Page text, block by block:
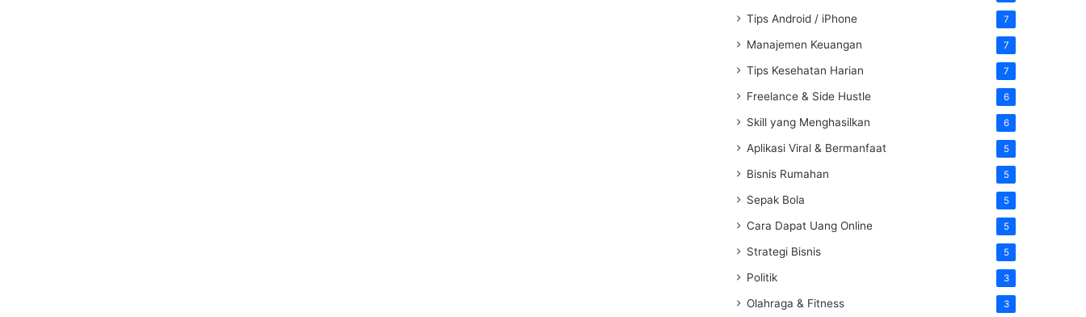
Tips Android / iPhone 7
Manajemen Keuangan 7
Tips Kesehatan Harian 7
Freelance & Side Hustle 6
Skill yang Menghasilkan 6
Aplikasi Viral & Bermanfaat 5
Bisnis Rumahan 5
Sepak Bola 5
Cara Dapat Uang Online 5
Strategi Bisnis 5
Politik 3
Olahraga & Fitness 3